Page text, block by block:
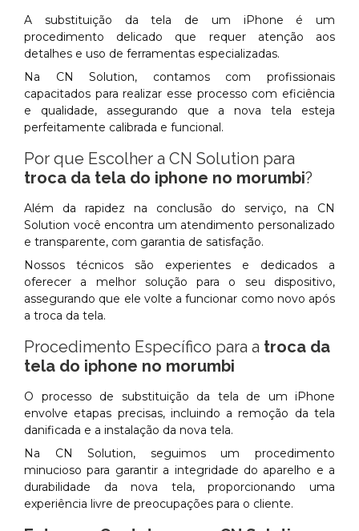
A substituição da tela de um iPhone é um
procedimento delicado que requer atenção aos
detalhes e uso de ferramentas especializadas.
Na CN Solution, contamos com profissionais
capacitados para realizar esse processo com eficiência
e qualidade, assegurando que a nova tela esteja
perfeitamente calibrada e funcional.
Por que Escolher a CN Solution para
troca da tela do iphone no morumbi?
Além da rapidez na conclusão do serviço, na CN
Solution você encontra um atendimento personalizado
e transparente, com garantia de satisfação.
Nossos técnicos são experientes e dedicados a
oferecer a melhor solução para o seu dispositivo,
assegurando que ele volte a funcionar como novo após
a troca da tela.
Procedimento Específico para a troca da
tela do iphone no morumbi
O processo de substituição da tela de um iPhone
envolve etapas precisas, incluindo a remoção da tela
danificada e a instalação da nova tela.
Na CN Solution, seguimos um procedimento
minucioso para garantir a integridade do aparelho e a
durabilidade da nova tela, proporcionando uma
experiência livre de preocupações para o cliente.